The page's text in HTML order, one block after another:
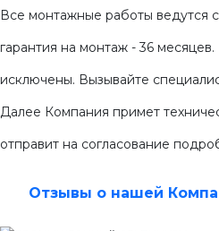
Все монтажные работы ведутся
гарантия на монтаж - 36
исключены. Вызывайте
Далее Компания примет
отправит на согласование
Отзывы о нашей